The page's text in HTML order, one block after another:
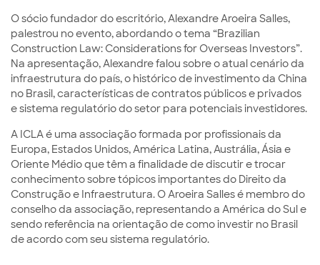
O sócio fundador do escritório, Alexandre Aroeira Salles,
palestrou no evento, abordando o tema “Brazilian
Construction Law: Considerations for Overseas Investors”.
Na apresentação, Alexandre falou sobre o atual cenário da
infraestrutura do país, o histórico de investimento da China
no Brasil, características de contratos públicos e privados
e sistema regulatório do setor para potenciais investidores.
A ICLA é uma associação formada por profissionais da
Europa, Estados Unidos, América Latina, Austrália, Ásia e
Oriente Médio que têm a finalidade de discutir e trocar
conhecimento sobre tópicos importantes do Direito da
Construção e Infraestrutura. O Aroeira Salles é membro do
conselho da associação, representando a América do Sul e
sendo referência na orientação de como investir no Brasil
de acordo com seu sistema regulatório.